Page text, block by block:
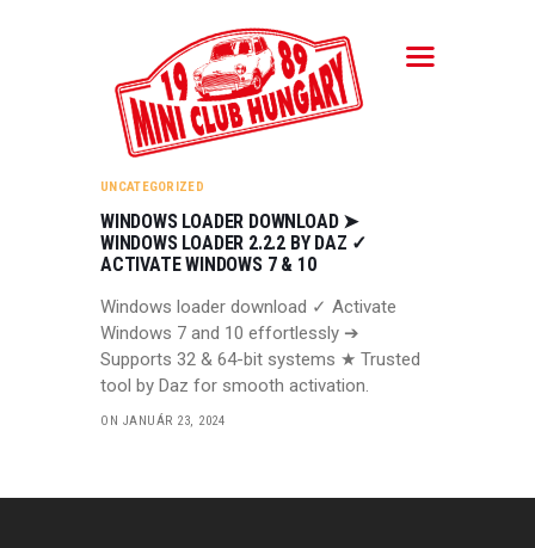
MINI CLUB HUNGARY
Magyarország Klasszikus Mini Clubja
KLUBTAGSÁG
HÍREK
A MINI
TALÁLKOZÓK
GALÉRIA
HIRDETÉSEK
UNCATEGORIZED
WINDOWS LOADER DOWNLOAD ➤
WINDOWS LOADER 2.2.2 BY DAZ ✓
ACTIVATE WINDOWS 7 & 10
Windows loader download ✓ Activate
Windows 7 and 10 effortlessly ➔
Supports 32 & 64-bit systems ★ Trusted
tool by Daz for smooth activation.
ON JANUÁR 23, 2024